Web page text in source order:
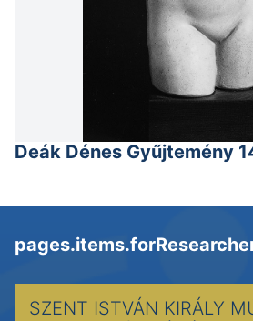
Deák Dénes Gyűjtemény
SZENT ISTVÁN KIRÁLY